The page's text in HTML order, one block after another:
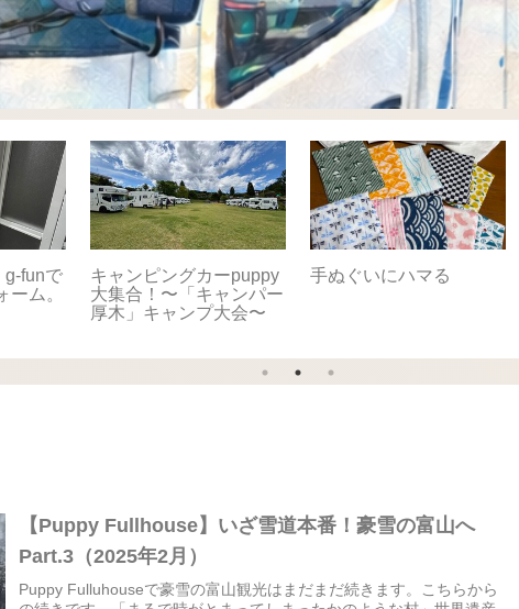
g-funで
ーム。
キャンピングカーpuppy
大集合！〜「キャンパー
厚木」キャンプ大会〜
手ぬぐいにハマる
【Puppy Fullhouse】いざ雪道本番！豪雪の富山へ
Part.3（2025年2月）
Puppy Fulluhouseで豪雪の富山観光はまだまだ続きます。こちらから